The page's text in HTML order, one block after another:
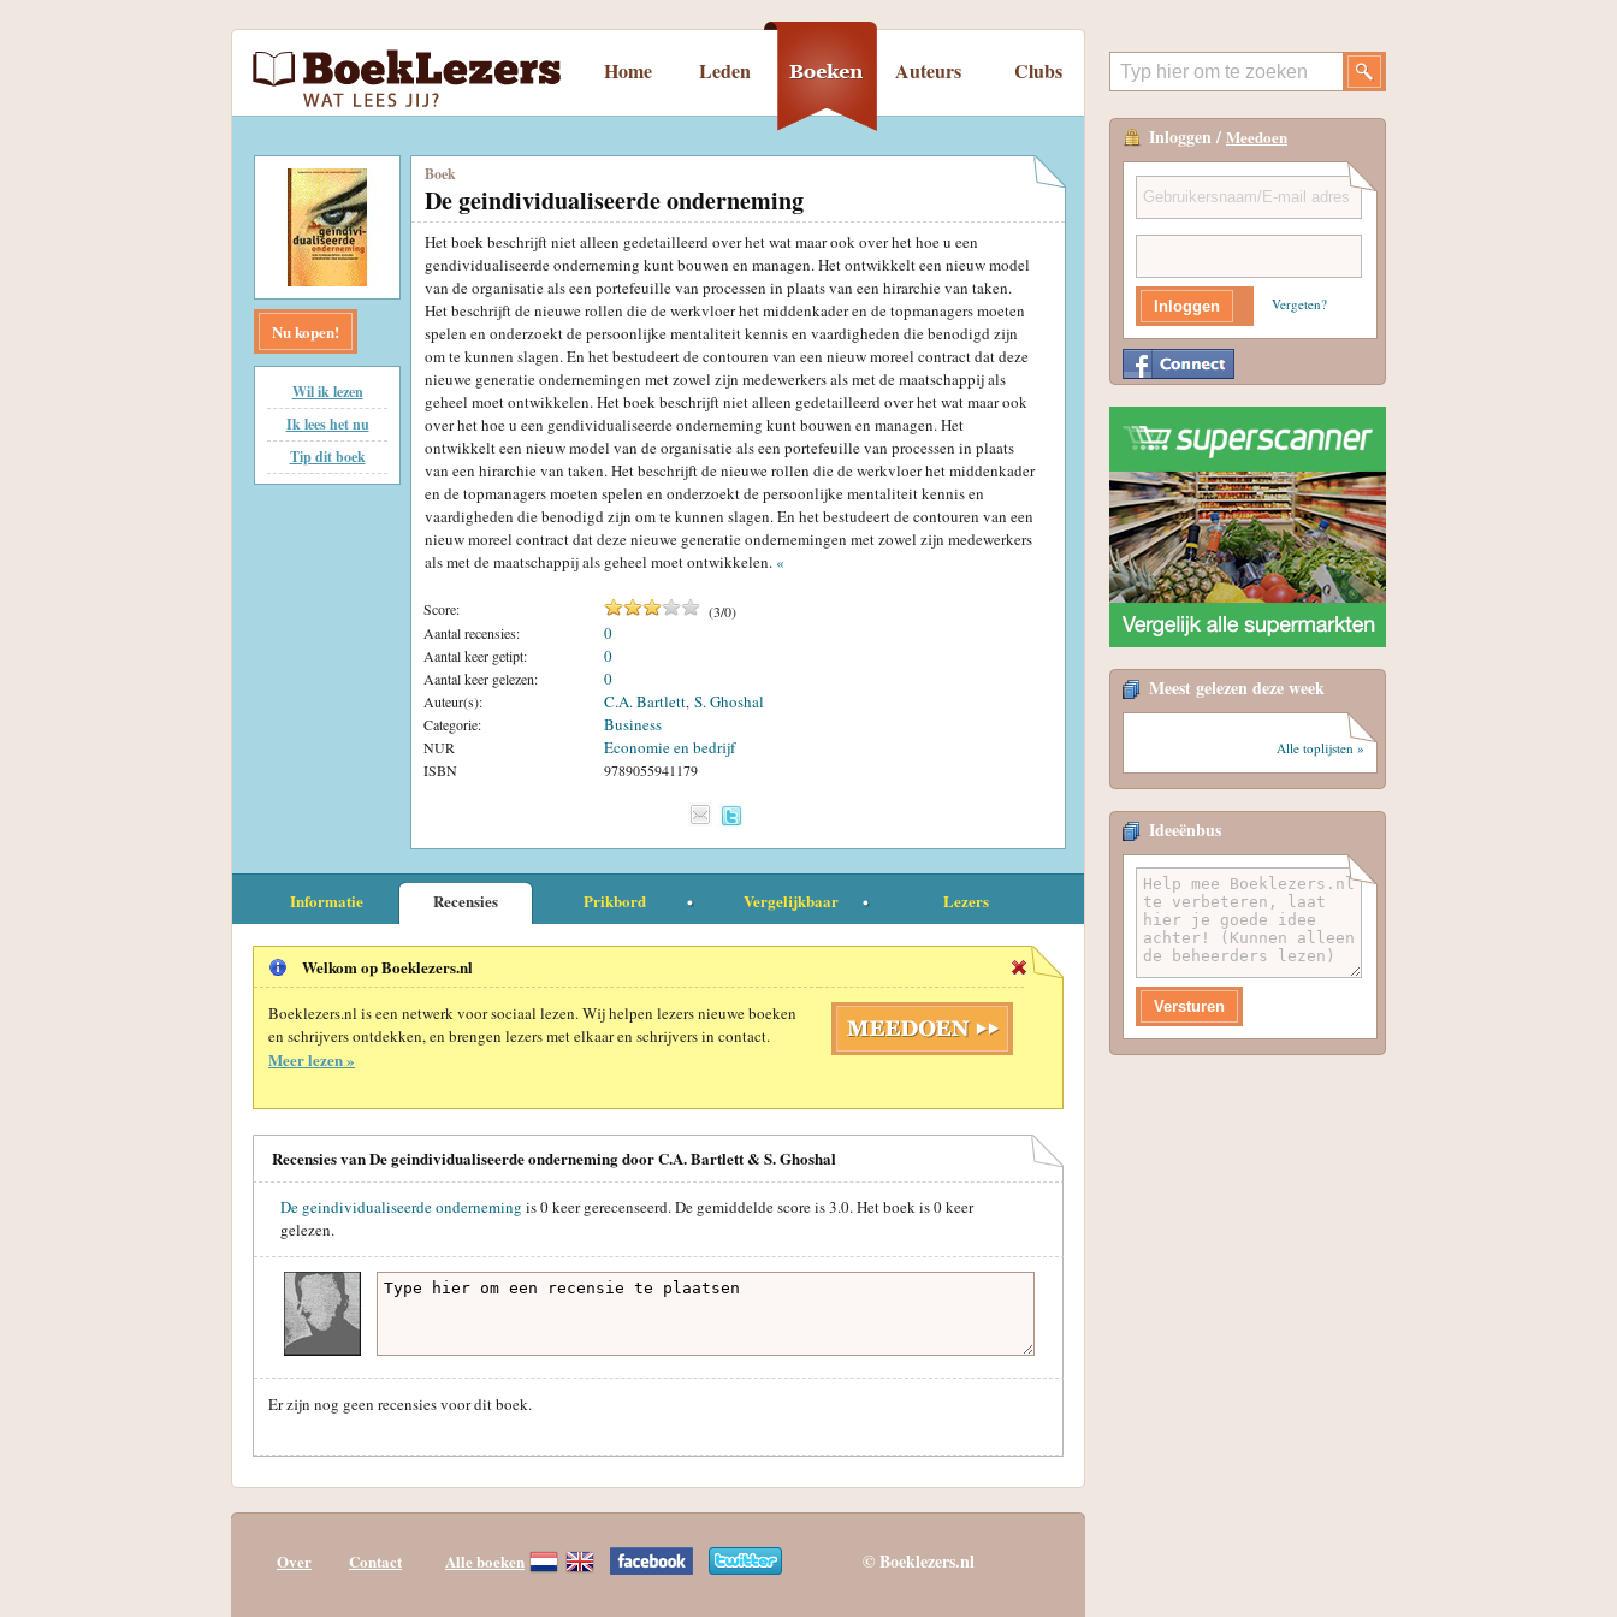
Home Leden Auteurs Clubs
Nu kopen!
Wil ik lezen
Ik lees het nu
Tip dit boek
Boek
De geindividualiseerde onderneming
Het boek beschrijft niet alleen gedetailleerd over het wat maar ook over het hoe u een
gendividualiseerde onderneming kunt bouwen en managen. Het ontwikkelt een nieuw model
van de organisatie als een portefeuille van processen in plaats van een hirarchie van taken.
Het beschrijft de nieuwe rollen die de werkvloer het middenkader en de topmanagers moeten
spelen en onderzoekt de persoonlijke mentaliteit kennis en vaardigheden die benodigd zijn
om te kunnen slagen. En het bestudeert de contouren van een nieuw moreel contract dat deze
nieuwe generatie ondernemingen met zowel zijn medewerkers als met de maatschappij als
geheel moet ontwikkelen. Het boek beschrijft niet alleen gedetailleerd over het wat maar ook
over het hoe u een gendividualiseerde onderneming kunt bouwen en managen. Het
ontwikkelt een nieuw model van de organisatie als een portefeuille van processen in plaats
van een hirarchie van taken. Het beschrijft de nieuwe rollen die de werkvloer het middenkader
en de topmanagers moeten spelen en onderzoekt de persoonlijke mentaliteit kennis en
vaardigheden die benodigd zijn om te kunnen slagen. En het bestudeert de contouren van een
nieuw moreel contract dat deze nieuwe generatie ondernemingen met zowel zijn medewerkers
als met de maatschappij als geheel moet ontwikkelen. «
Score: (3/0)
Aantal recensies:
0
Aantal keer getipt: 0
Aantal keer gelezen: 0
Auteur(s): C.A. Bartlett, S. Ghoshal
Categorie: Business
NUR Economie en bedrijf
ISBN 9789055941179
Informatie Recensies Prikbord Vergelijkbaar Lezers
Welkom op Boeklezers.nl
Boeklezers.nl is een netwerk voor sociaal lezen. Wij helpen lezers nieuwe boeken
en schrijvers ontdekken, en brengen lezers met elkaar en schrijvers in contact.
Meer lezen »
Recensies van De geindividualiseerde onderneming door C.A. Bartlett & S. Ghoshal
De geindividualiseerde onderneming is0keer gerecenseerd. De gemiddelde score is3.0. Het boek is0keer
gelezen.
Er zijn nog geen recensies voor dit boek.
Inloggen / Meedoen
Vergeten?
Meest gelezen deze week
Alle toplijsten »
Ideeënbus
Over Contact Alle boeken © Boeklezers.nl